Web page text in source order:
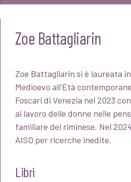
Zoe Battagliarin
Zoe Battagliarin si è laureata
Medioevo all’Età
Foscari di Venezia nel 2023
al lavoro delle donne nelle
familiare del riminese. Nel
AISO per ricerche inedite.
Libri